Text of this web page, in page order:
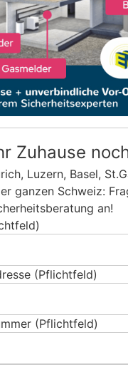
Zuhause
Luzern, Basel,
ganzen Schweiz:
an!
(Pflichtfeld)
(Pflichtfeld)